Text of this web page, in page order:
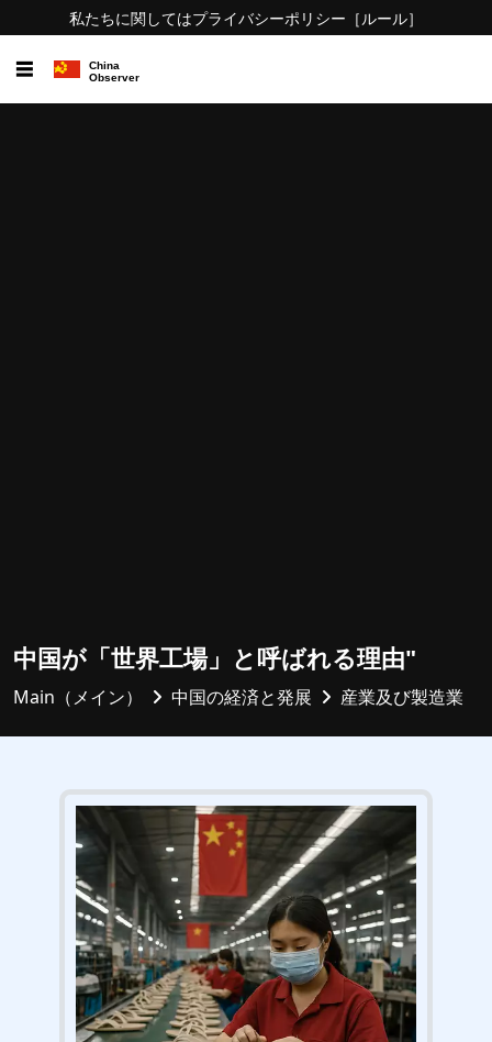
私たちに関してはプライバシーポリシー ［ルール］
☰
中国が「世界工場」と呼ばれる理由"
Main（メイン） 中国の経済と発展 産業及び製造業